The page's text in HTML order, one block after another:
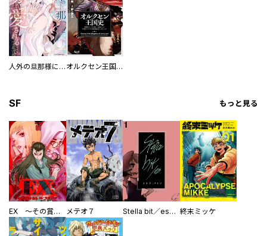
人外の旦那様に娶られ毎晩ナカまで愛される…。アンソロジー オルクセン王国史
SF もっと見る
EX ～その賞金稼ぎは、世界の出口を探す～【単行本版】 メテオ７ Stella bit／es【単話版】 終末ミッケ